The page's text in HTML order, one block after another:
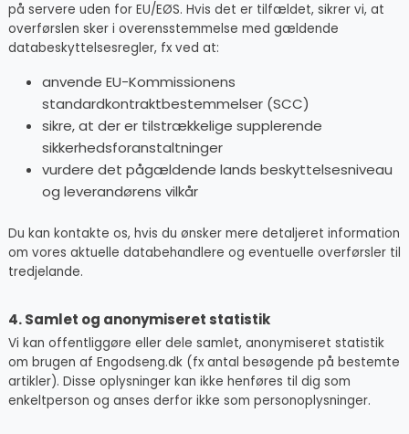
på servere uden for EU/EØS. Hvis det er tilfældet, sikrer vi, at
overførslen sker i overensstemmelse med gældende
databeskyttelsesregler, fx ved at:
anvende EU-Kommissionens
standardkontraktbestemmelser (SCC)
sikre, at der er tilstrækkelige supplerende
sikkerhedsforanstaltninger
vurdere det pågældende lands beskyttelsesniveau
og leverandørens vilkår
Du kan kontakte os, hvis du ønsker mere detaljeret information
om vores aktuelle databehandlere og eventuelle overførsler til
tredjelande.
4. Samlet og anonymiseret statistik
Vi kan offentliggøre eller dele samlet, anonymiseret statistik
om brugen af Engodseng.dk (fx antal besøgende på bestemte
artikler). Disse oplysninger kan ikke henføres til dig som
enkeltperson og anses derfor ikke som personoplysninger.